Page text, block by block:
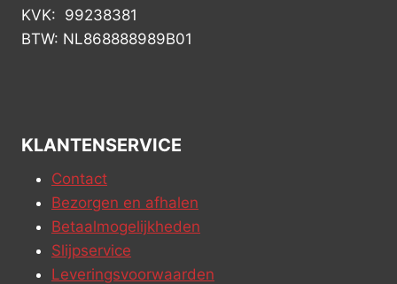
KVK: 99238381
BTW: NL868888989B01
KLANTENSERVICE
Contact
Bezorgen en afhalen
Betaalmogelijkheden
Slijpservice
Leveringsvoorwaarden